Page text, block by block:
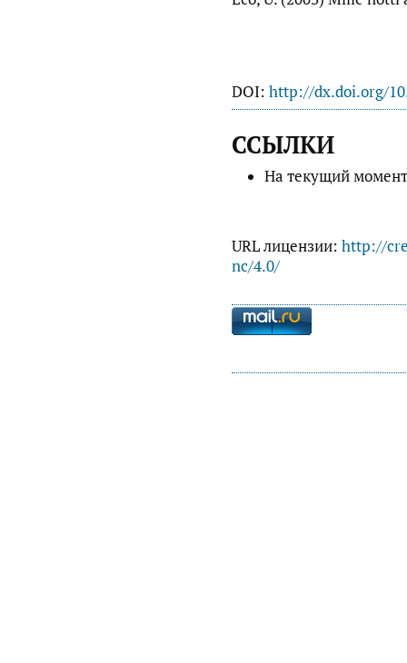
DOI: http://dx.doi.org/
ССЫЛКИ
На текущий
URL лицензии: http://
nc/4.0/